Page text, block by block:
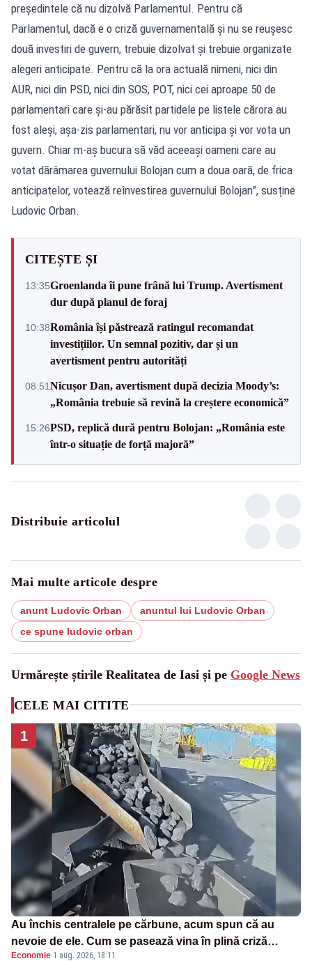
președintele că nu dizolvă Parlamentul. Pentru că
Parlamentul, dacă e o criză guvernamentală și nu se reușesc
două investiri de guvern, trebuie dizolvat și trebuie organizate
alegeri anticipate. Pentru că la ora actuală nimeni, nici din
AUR, nici din PSD, nici din SOS, POT, nici cei aproape 50 de
parlamentari care și-au părăsit partidele pe listele cărora au
fost aleși, așa-zis parlamentari, nu vor anticipa și vor vota un
guvern. Chiar m-aș bucura să văd aceeași oameni care au
votat dărâmarea guvernului Bolojan cum a doua oară, de frica
anticipatelor, votează reînvestirea guvernului Bolojan”, susține
Ludovic Orban.
CITEȘTE ȘI
13:35Groenlanda îi pune frână lui Trump. Avertisment
dur după planul de foraj
10:38România își păstrează ratingul recomandat
investițiilor. Un semnal pozitiv, dar și un
avertisment pentru autorități
08:51Nicușor Dan, avertisment după decizia Moody’s:
„România trebuie să revină la creștere economică”
15:26PSD, replică dură pentru Bolojan: „România este
într-o situație de forță majoră”
Distribuie articolul
Mai multe articole despre
anunt Ludovic Orban
anuntul lui Ludovic Orban
ce spune ludovic orban
Urmărește știrile Realitatea de Iasi și pe Google News
CELE MAI CITITE
1
Au închis centralele pe cărbune, acum spun că au
nevoie de ele. Cum se pasează vina în plină criză
energetică
Economie·1 aug. 2026, 18:11